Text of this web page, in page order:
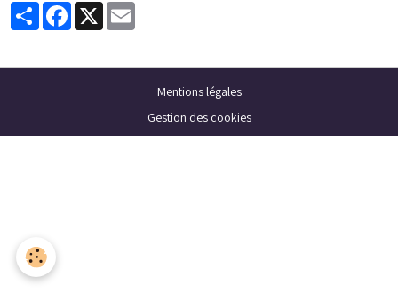
PartagerFacebook
X
Mentions légales
Gestion des cookies